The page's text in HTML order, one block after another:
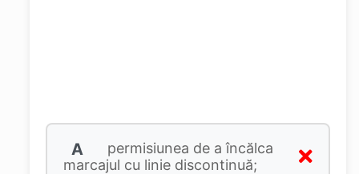
A
permisiunea de a încălca
marcajul cu linie discontinuă;